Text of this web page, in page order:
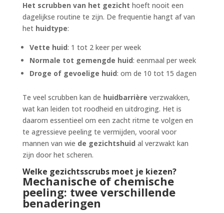
Het scrubben van het gezicht hoeft nooit een
dagelijkse routine te zijn. De frequentie hangt af van
het huidtype:
Vette huid: 1 tot 2 keer per week
Normale tot gemengde huid: eenmaal per week
Droge of gevoelige huid: om de 10 tot 15 dagen
Te veel scrubben kan de huidbarrière verzwakken,
wat kan leiden tot roodheid en uitdroging. Het is
daarom essentieel om een zacht ritme te volgen en
te agressieve peeling te vermijden, vooral voor
mannen van wie de gezichtshuid al verzwakt kan
zijn door het scheren.
Welke gezichtsscrubs moet je kiezen?
Mechanische of chemische
peeling: twee verschillende
benaderingen